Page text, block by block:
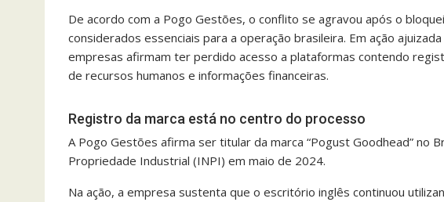
De acordo com a Pogo Gestões, o conflito se agravou após o
considerados essenciais para a operação brasileira. Em ação
empresas afirmam ter perdido acesso a plataformas contendo
de recursos humanos e informações financeiras.
Registro da marca está no centro do processo
A Pogo Gestões afirma ser titular da marca “Pogust Goodhead” no
Propriedade Industrial (INPI) em maio de 2024.
Na ação, a empresa sustenta que o escritório inglês continuou